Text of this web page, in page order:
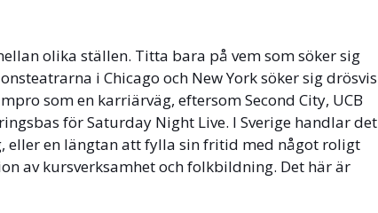
olika ställen. Titta bara på vem som söker sig
i Chicago och New York söker sig drösvis
som en karriärväg, eftersom Second City, UCB
för Saturday Night Live. I Sverige handlar det
eller en längtan att fylla sin fritid med något roligt
av kursverksamhet och folkbildning. Det här är